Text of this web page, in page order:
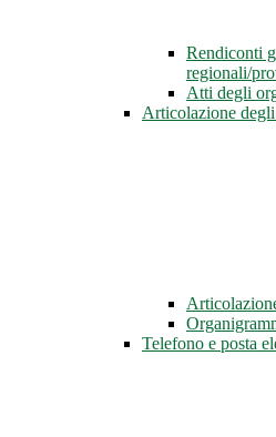
Rendiconti
regionali/
Atti degli
Articolazione
Telefono e posta